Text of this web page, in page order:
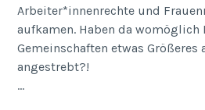
Arbeiter*innenrechte und
aufkamen. Haben da womöglich
Gemeinschaften etwas
angestrebt?!
…